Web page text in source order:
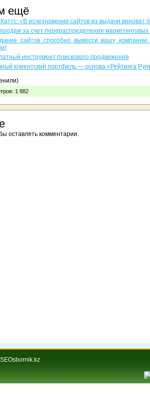
ещё
«В исчезновении сайтов из выдачи виноват
за счет перераспределения
сайтов способно вывести вашу
инструмент поискового продвижения
клиентский портфель — основа «Рейтинга
1 882
оставлять комментарии.